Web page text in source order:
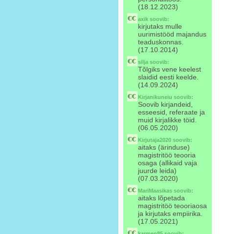
(18.12.2023)
axik soovib:
kirjutaks mulle
uurimistööd majandus
teaduskonnas.
(17.10.2014)
silja soovib:
Tõlgiks vene keelest
slaidid eesti keelde.
(14.09.2024)
Kirjanikuneiu soovib:
Soovib kirjandeid,
esseesid, referaate ja
muid kirjalikke töid.
(06.05.2020)
Kirjutaja2020 soovib:
aitaks (ärinduse)
magistritöö teooria
osaga (allikaid vaja
juurde leida)
(07.03.2020)
MariMaasikas soovib:
aitaks lõpetada
magistritöö teooriaosa
ja kirjutaks empiirika.
(17.05.2021)